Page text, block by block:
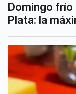
Domingo frío
Plata: la